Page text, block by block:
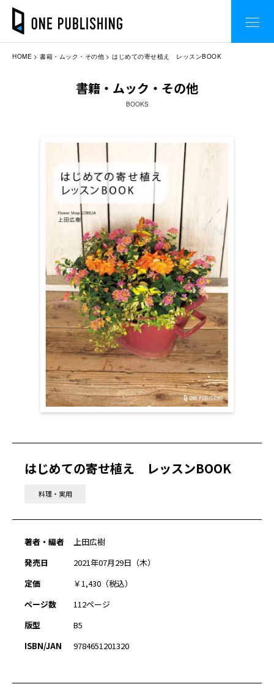
HOME 書籍・ムック・その他 はじめての寄せ植え レッスンBOOK
書籍・ムック・その他
BOOKS
はじめての寄せ植え レッスンBOOK
料理・実用
著者・編者
上田広樹
発売日
2021年07月29日（木）
定価
￥1,430（税込）
ページ数
112ページ
版型
B5
ISBN/JAN
9784651201320